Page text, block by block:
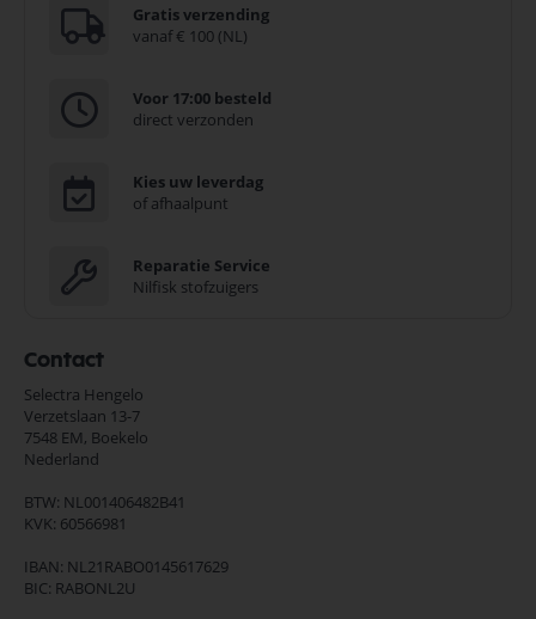
Gratis verzending
vanaf € 100 (NL)
Voor 17:00 besteld
direct verzonden
Kies uw leverdag
of afhaalpunt
Reparatie Service
Nilfisk stofzuigers
Contact
Selectra Hengelo
Verzetslaan 13-7
7548 EM, Boekelo
Nederland
BTW: NL001406482B41
KVK: 60566981
IBAN: NL21RABO0145617629
BIC: RABONL2U